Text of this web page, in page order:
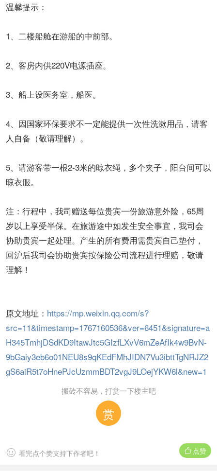
温馨提示：
1、二楼船舱在游船的中前部。
2、客房内供220V电源插座。
3、船上设医务室，船医。
4、因国家环保要求不一定能提供一次性洗漱用品，请客
人自备（敬请理解）。
5、请游客带一根2-3米的晾衣绳，多个夹子，阳台间可以
晾衣服。
注：行程中，我司赠送每位贵宾一份旅游意外险，65周
岁以上享受半保。在旅游途中如发生安全事宜，我司会
协助贵宾一起处理。产生的所有费用需贵宾自己垫付，
回沪后我司会协助贵宾按保险公司流程进行理赔，敬请
理解！
原文地址： https://mp.weixin.qq.com/s?
src=11&timestamp=1767160536&ver=6451&signature=a
H345TmhjDSdKD9ItawJtc5GIzfLXvV6mZeAfIk4w9BvN-
9bGaiy3eb6o01NEU8s9qKEdFMhJIDN7Vu3ibttTgNRJZ2
gS6aiR5t7oHnePJcUzmmBDT2vgJ9LOejYKW6l&new=1
搬砖不容易，打赏一下楼主吧
赏
 点赞
 看完点个赞支持下作者吧！